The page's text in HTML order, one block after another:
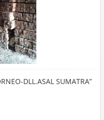
DLL.ASAL SUMATRA”